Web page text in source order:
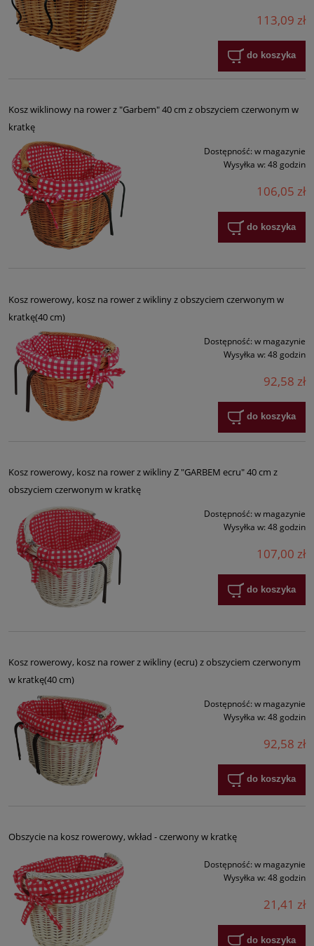
113,09 zł
do koszyka
Kosz wiklinowy na rower z "Garbem" 40 cm z obszyciem czerwonym w
kratkę
Dostępność: w magazynie
Wysyłka w: 48 godzin
106,05 zł
do koszyka
Kosz rowerowy, kosz na rower z wikliny z obszyciem czerwonym w
kratkę(40 cm)
Dostępność: w magazynie
Wysyłka w: 48 godzin
92,58 zł
do koszyka
Kosz rowerowy, kosz na rower z wikliny Z "GARBEM ecru" 40 cm z
obszyciem czerwonym w kratkę
Dostępność: w magazynie
Wysyłka w: 48 godzin
107,00 zł
do koszyka
Kosz rowerowy, kosz na rower z wikliny (ecru) z obszyciem czerwonym
w kratkę(40 cm)
Dostępność: w magazynie
Wysyłka w: 48 godzin
92,58 zł
do koszyka
Obszycie na kosz rowerowy, wkład - czerwony w kratkę
Dostępność: w magazynie
Wysyłka w: 48 godzin
21,41 zł
do koszyka